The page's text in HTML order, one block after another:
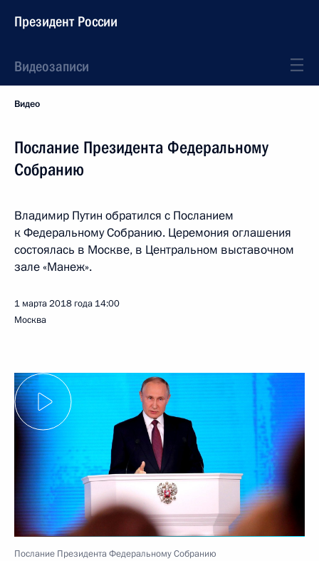
Президент России
Видеозаписи
Видео
Послание Президента Федеральному
Собранию
Владимир Путин обратился с Посланием
к Федеральному Собранию. Церемония оглашения
состоялась в Москве, в Центральном выставочном
зале «Манеж».
1 марта 2018 года 14:00
Москва
Послание Президента Федеральному Собранию